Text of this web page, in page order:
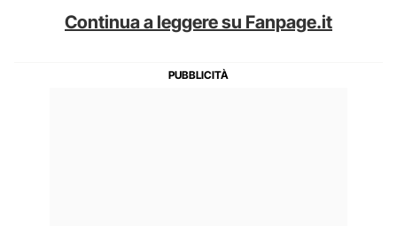
Continua a leggere su Fanpage.it